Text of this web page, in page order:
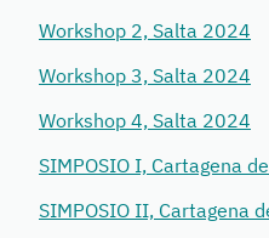
Workshop 2, Salta 2024
Workshop 3, Salta 2024
Workshop 4, Salta 2024
SIMPOSIO I, Cartagena
SIMPOSIO II, Cartagena